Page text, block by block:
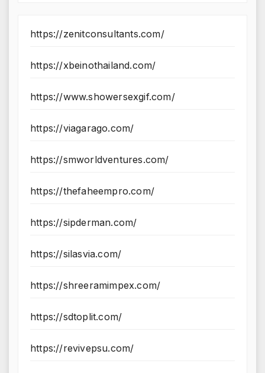
https://zenitconsultants.com/
https://xbeinothailand.com/
https://www.showersexgif.com/
https://viagarago.com/
https://smworldventures.com/
https://thefaheempro.com/
https://sipderman.com/
https://silasvia.com/
https://shreeramimpex.com/
https://sdtoplit.com/
https://revivepsu.com/